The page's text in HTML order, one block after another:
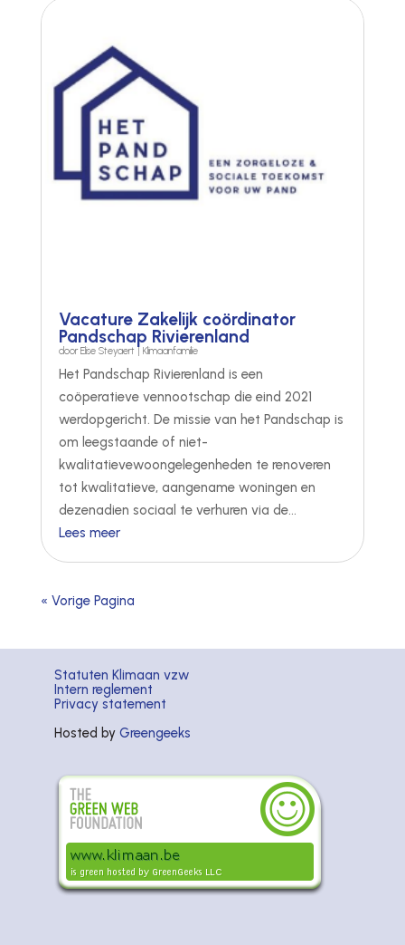
Vacature Zakelijk coördinator
Pandschap Rivierenland
door Elise Steyaert | Klimaanfamilie
Het Pandschap Rivierenland is een
coöperatieve vennootschap die eind 2021
werdopgericht. De missie van het Pandschap is
om leegstaande of niet-
kwalitatievewoongelegenheden te renoveren
tot kwalitatieve, aangename woningen en
dezenadien sociaal te verhuren via de...
Lees meer
« Vorige Pagina
Statuten Klimaan vzw
Intern reglement
Privacy statement
Hosted by Greengeeks